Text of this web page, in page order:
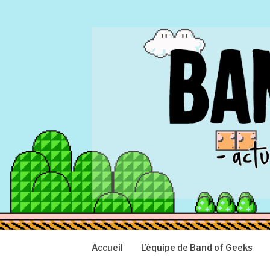
BAND OF
Actu Geek d'hier et d'aujourd'hui
Accueil L’équipe de Band of Geeks